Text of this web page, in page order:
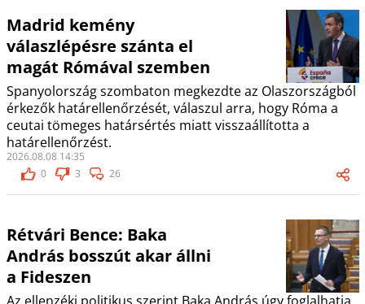
Madrid kemény
válaszlépésre szánta el
magát Rómával szemben
Spanyolország szombaton megkezdte az Olaszországból
érkezők határellenőrzését, válaszul arra, hogy Róma a
ceutai tömeges határsértés miatt visszaállította a
határellenőrzést.
2026.08.08 14:35
0
3 26
Rétvári Bence: Baka
András bosszút akar állni
a Fideszen